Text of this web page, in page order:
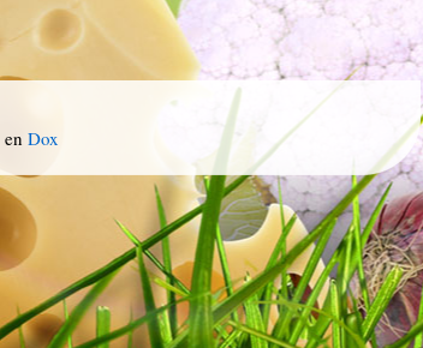
en Dox